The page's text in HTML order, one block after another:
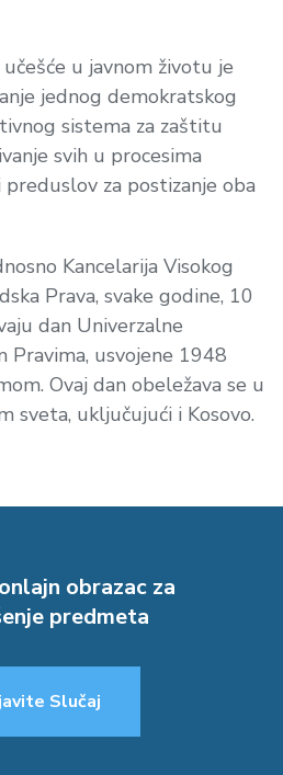
u javnom životu je
jednog demokratskog
sistema za zaštitu
svih u procesima
za postizanje oba
Kancelarija Visokog
Prava, svake godine, 10
dan Univerzalne
Pravima, usvojene 1948
Ovaj dan obeležava se u
sveta, uključujući i Kosovo.
obrazac za
predmeta
Slučaj